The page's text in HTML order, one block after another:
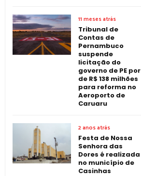
11 meses atrás
Tribunal de
Contas de
Pernambuco
suspende
licitação do
governo de PE por
de R$ 138 milhões
para reforma no
Aeroporto de
Caruaru
2 anos atrás
Festa de Nossa
Senhora das
Dores é realizada
no município de
Casinhas